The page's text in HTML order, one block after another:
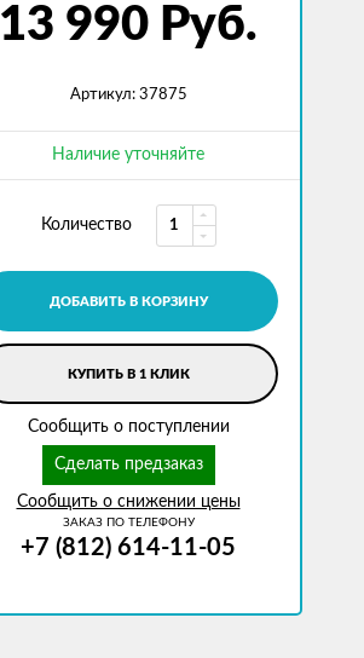
13 990 Руб.
Артикул: 37875
Наличие уточняйте
Количество
ДОБАВИТЬ В КОРЗИНУ
КУПИТЬ В 1 КЛИК
Сообщить о поступлении
Сделать предзаказ
Сообщить о снижении цены
ЗАКАЗ ПО ТЕЛЕФОНУ
+7 (812) 614-11-05